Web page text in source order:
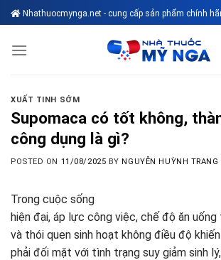
Skip
to
content
Nhathuocmynga.net - cung cấp sản phẩm chính
XUẤT TINH SỚM
Supomaca có tốt không,
công dụng là gì?
POSTED ON 11/08/2025 BYNGUYỄN HUỲNH TRANG
Trong cuộc sống
hiện đại, áp lực công việc, chế độ ăn uống
và thói quen sinh hoạt không điều độ
phải đối mặt với tình trạng suy giảm sinh